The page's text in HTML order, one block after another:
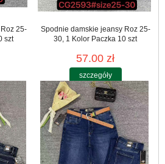
25-
szt
Spodnie damskie jeansy Roz 25-
30, 1 Kolor Paczka 10 szt
57.00 zł
szczegóły